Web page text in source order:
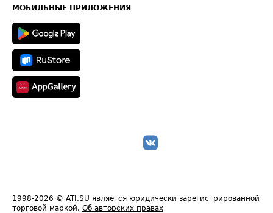
Техническая информация
МОБИЛЬНЫЕ ПРИЛОЖЕНИЯ
1998-2026 © ATI.SU является юридически зарегистрированной
торговой маркой. Об авторских правах